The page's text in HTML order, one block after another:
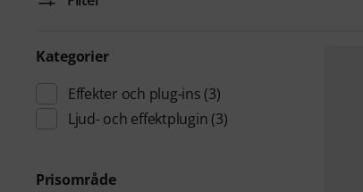
Kategorier
Effekter och plug-ins (3)
Ljud- och effektplugin (3)
Prisområde